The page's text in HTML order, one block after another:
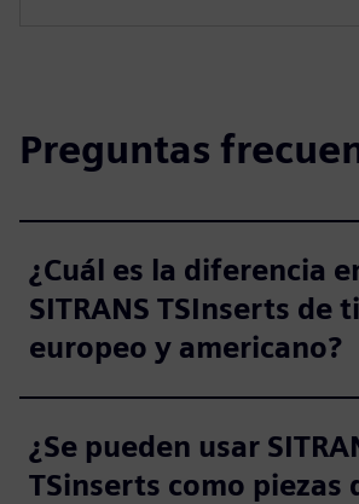
Preguntas
¿Cuál es la diferencia
SITRANS TSInserts de
europeo y americano?
¿Se pueden usar
TSinserts como piezas